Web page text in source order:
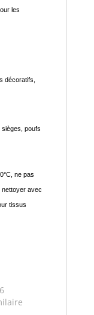
les
décoratifs,
sièges, poufs
ne pas
nettoyer avec
tissus